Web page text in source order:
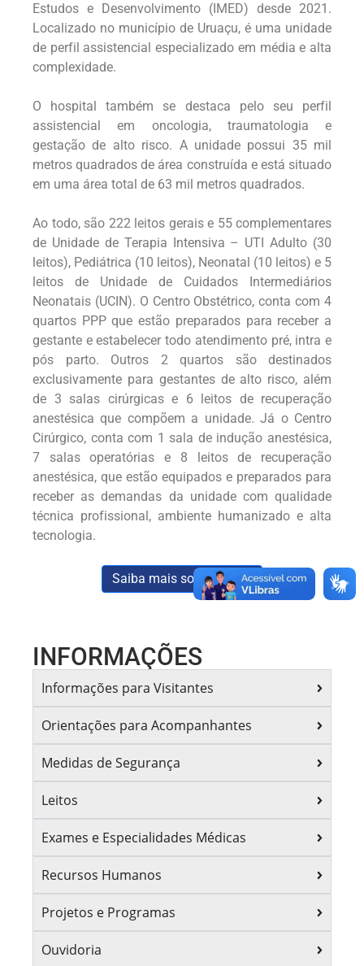
Estudos e Desenvolvimento (IMED) desde 2021.
Localizado no município de Uruaçu, é uma unidade
de perfil assistencial especializado em média e alta
complexidade.
O hospital também se destaca pelo seu perfil
assistencial em oncologia, traumatologia e
gestação de alto risco. A unidade possui 35 mil
metros quadrados de área construída e está situado
em uma área total de 63 mil metros quadrados.
Ao todo, são 222 leitos gerais e 55 complementares
de Unidade de Terapia Intensiva – UTI Adulto (30
leitos), Pediátrica (10 leitos), Neonatal (10 leitos) e 5
leitos de Unidade de Cuidados Intermediários
Neonatais (UCIN). O Centro Obstétrico, conta com 4
quartos PPP que estão preparados para receber a
gestante e estabelecer todo atendimento pré, intra e
pós parto. Outros 2 quartos são destinados
exclusivamente para gestantes de alto risco, além
de 3 salas cirúrgicas e 6 leitos de recuperação
anestésica que compõem a unidade. Já o Centro
Cirúrgico, conta com 1 sala de indução anestésica,
7 salas operatórias e 8 leitos de recuperação
anestésica, que estão equipados e preparados para
receber as demandas da unidade com qualidade
técnica profissional, ambiente humanizado e alta
tecnologia.
Saiba mais sobre o HCN
INFORMAÇÕES
Informações para Visitantes
Orientações para Acompanhantes
Medidas de Segurança
Leitos
Exames e Especialidades Médicas
Recursos Humanos
Projetos e Programas
Ouvidoria